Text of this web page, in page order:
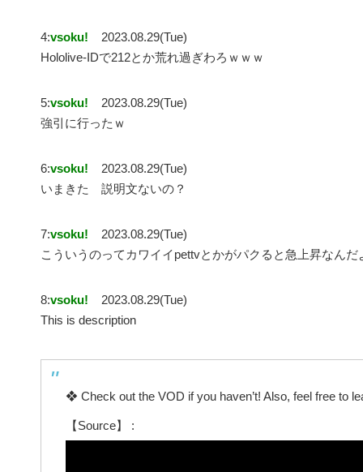
4:vsoku!
2023.08.29(Tue)
Hololive-IDで212とか荒れ過ぎわろｗｗｗ
5:vsoku!
2023.08.29(Tue)
強引に行ったｗ
6:vsoku!
2023.08.29(Tue)
いまきた 説明文ないの？
7:vsoku!
2023.08.29(Tue)
こういうのってカワイイpettvとかがパクると急上昇なんだ
8:vsoku!
2023.08.29(Tue)
This is description
❖ Check out the VOD if you haven’t! Also, feel free to
【Source】 :